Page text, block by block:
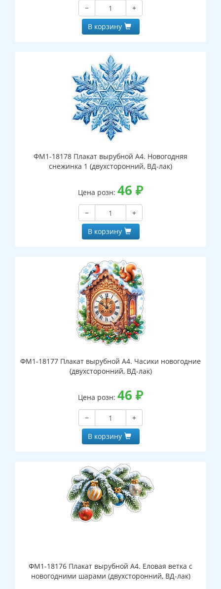
−
+
В корзину
ФМ1-18178 Плакат вырубной А4. Новогодняя
снежинка 1 (двухсторонний, ВД-лак)
Цена розн: 46 ₽
−
+
В корзину
ФМ1-18177 Плакат вырубной А4. Часики новогодние
(двухсторонний, ВД-лак)
Цена розн: 46 ₽
−
+
В корзину
ФМ1-18176 Плакат вырубной А4. Еловая ветка с
новогодними шарами (двухсторонний, ВД-лак)